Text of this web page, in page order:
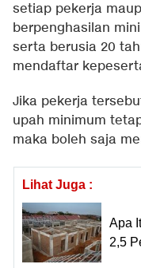
setiap pekerja
berpenghasilan
serta berusia 20
mendaftar
Jika pekerja
upah minimum
maka boleh saja
Lihat Juga :
Apa
2,5